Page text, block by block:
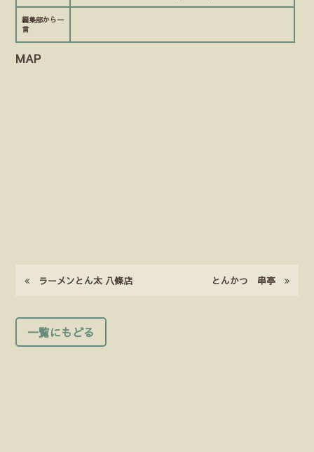
編集部から一
言
MAP
ラーメンとん太 八條店 とんかつ 串亭
一覧にもどる